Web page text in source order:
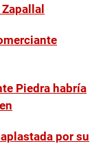
Piedra habría
por su